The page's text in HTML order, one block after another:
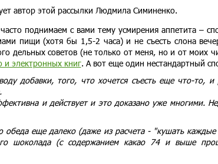
автор этой рассылки Людмила Симиненко.
поднимаем с вами тему усмирения аппетита –
пищи (хотя бы 1,5-2 часа) и не съесть слона
дельных советов (не только от меня, но и от моих
и электронных книг. А вот еще один нестандартный
добавки, того, что хочется съесть еще что-то,
и действует и это доказано уже многими.
обеда еще далеко (даже из расчета - "кушать
шоколада (с содержанием какао 74 и выше